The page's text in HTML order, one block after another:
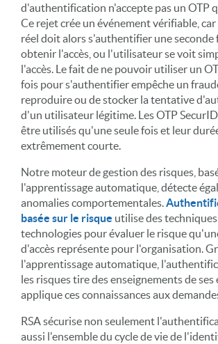
d'authentification n'accepte pas un OTP
Ce rejet crée un événement vérifiable,
réel doit alors s'authentifier une seconde
obtenir l'accès, ou l'utilisateur se voit
l'accès. Le fait de ne pouvoir utiliser un
fois pour s'authentifier empêche un
reproduire ou de stocker la tentative
d'un utilisateur légitime. Les OTP
être utilisés qu'une seule fois et leur
extrêmement courte.
Notre moteur de gestion des risques,
l'apprentissage automatique, détecte
anomalies comportementales.
basée sur le risque utilise des
technologies pour évaluer le risque
d'accès représente pour l'organisation.
l'apprentissage automatique,
les risques tire des enseignements de
applique ces connaissances aux
RSA sécurise non seulement
aussi l'ensemble du cycle de vie de